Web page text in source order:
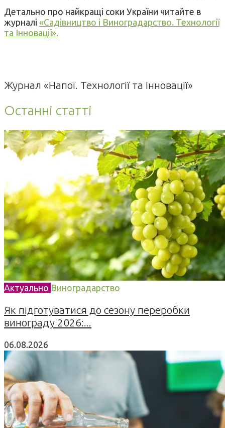
Детально про найкращі соки України читайте в
журналі «Садівництво і Виноградарство. Технології
та Інновації».
Журнал «Напої. Технології та Інновації»
Останні статті
Актуально Виноградарство
Як підготуватися до сезону переробки
винограду 2026:...
06.08.2026